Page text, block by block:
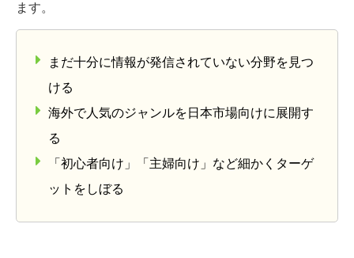
ます。
まだ十分に情報が発信されていない分野を見つ
ける
海外で人気のジャンルを日本市場向けに展開す
る
「初心者向け」「主婦向け」など細かくターゲ
ットをしぼる